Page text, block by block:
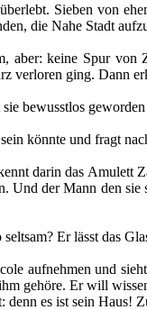
Sieben von
die Nahe Stadt
aber: keine Spur
verloren ging. Dann
bewusstlos
könnte und fragt
darin das Amulett
Und der Mann den
Er lässt das
aufnehmen und
gehöre. Er will
denn es ist sein Haus!